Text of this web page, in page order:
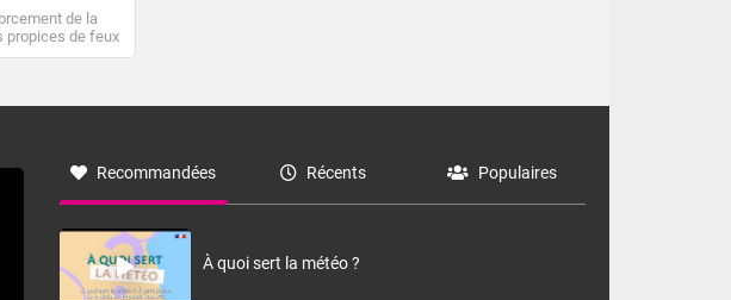
de la
propices de feux
? Quelles sont
Roussillon à la
d’où
Recommandées Récents Populaires
À quoi sert la météo ?